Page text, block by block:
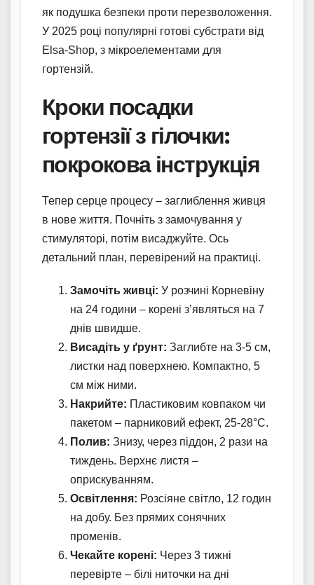
як подушка безпеки проти перезволоження.
У 2025 році популярні готові субстрати від
Elsa-Shop, з мікроелементами для
гортензій.
Кроки посадки
гортензії з гілочки:
покрокова інструкція
Тепер серце процесу – заглиблення живця
в нове життя. Почніть з замочування у
стимуляторі, потім висаджуйте. Ось
детальний план, перевірений на практиці.
Замочіть живці: У розчині Корневіну
на 24 години – корені з’являться на 7
днів швидше.
Висадіть у ґрунт: Заглибте на 3-5 см,
листки над поверхнею. Компактно, 5
см між ними.
Накрийте: Пластиковим ковпаком чи
пакетом – парниковий ефект, 25-28°C.
Полив: Знизу, через піддон, 2 рази на
тиждень. Верхнє листя –
оприскуванням.
Освітлення: Розсіяне світло, 12 годин
на добу. Без прямих сонячних
променів.
Чекайте корені: Через 3 тижні
перевірте – білі ниточки на дні